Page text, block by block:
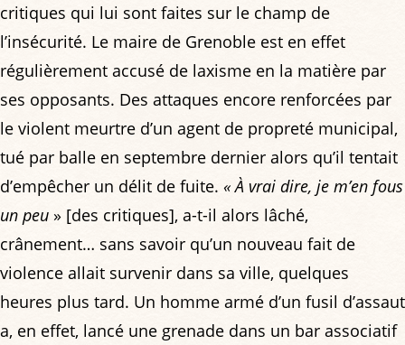
critiques qui lui sont faites sur le champ de
l’insécurité. Le maire de Grenoble est en effet
régulièrement accusé de laxisme en la matière par
ses opposants. Des attaques encore renforcées par
le violent meurtre d’un agent de propreté municipal,
tué par balle en septembre dernier alors qu’il tentait
d’empêcher un délit de fuite. « À vrai dire, je m’en fous
un peu » [des critiques], a-t-il alors lâché,
crânement… sans savoir qu’un nouveau fait de
violence allait survenir dans sa ville, quelques
heures plus tard. Un homme armé d’un fusil d’assaut
a, en effet, lancé une grenade dans un bar associatif